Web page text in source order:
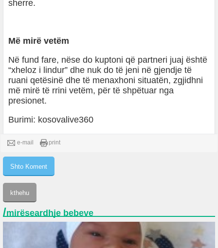
sherre.
Më mirë vetëm
Në fund fare, nëse do kuptoni që partneri juaj është
“xheloz i lindur” dhe nuk do të jeni në gjendje të
ruani qetësinë dhe të menaxhoni situatën, zgjidhni
më mirë të rrini vetëm, për të shpëtuar nga
presionet.
Burimi: kosovalive360
e-mail print
/mirëseardhje bebeve